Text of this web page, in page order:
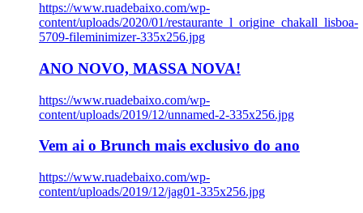
https://www.ruadebaixo.com/wp-
content/uploads/2020/01/restaurante_l_origine_chakall_lisboa-
5709-fileminimizer-335x256.jpg
ANO NOVO, MASSA NOVA!
https://www.ruadebaixo.com/wp-
content/uploads/2019/12/unnamed-2-335x256.jpg
Vem ai o Brunch mais exclusivo do ano
https://www.ruadebaixo.com/wp-
content/uploads/2019/12/jag01-335x256.jpg